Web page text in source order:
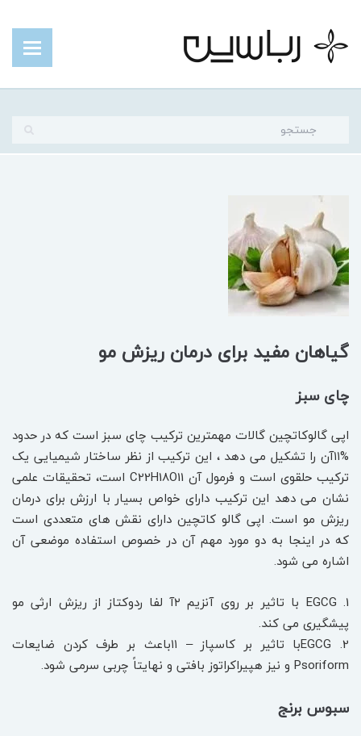
گیاهان مفید برای درمان ریزش مو
چای سبز
اپی گالوکاتچین گالات مهمترین ترکیب چای سبز است که در حدود
%۱۱آن را تشکیل می دهد ، این ترکیب از نظر ساختار شیمیایی یک
ترکیب حلقوی است و فرمول آن C22H18O11 است، تحقیقات علمی
نشان می دهد این ترکیب دارای خواص بسیار با ارزش برای درمان
ریزش مو است. اپی گالو کاتچین دارای نقش های متعددی است
که در اینجا به دو مورد مهم آن در خصوص استفاده موضعی آن
اشاره می شود.
EGCG .1 با تاثیر بر روی آنزیم ۲آ لفا ردوکتاز از ریزش ارثی مو
پیشگیری می کند.
EGCG .2با تاثیر بر کاسپاز – ۱۱باعث بر طرف کردن ضایعات
Psoriform و نیز هپیراکراتوز بافتی و نهایتاً چربی سرمی شود.
سبوس برنج